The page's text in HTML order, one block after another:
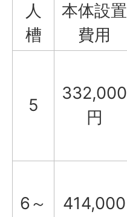
人
槽
本体設置
費用
5
332,000
円
6～
414,000